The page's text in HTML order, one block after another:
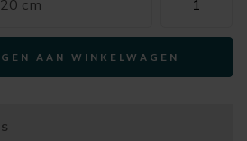
cm
Moiano
wit
-
op
AAN WINKELWAGEN